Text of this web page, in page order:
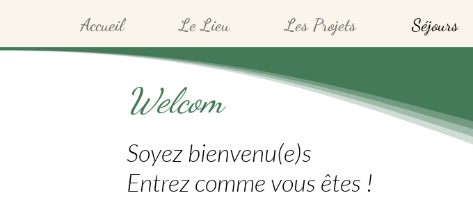
Accueil Le Lieu Les Projets Séjours
Welcom
Soyez bienvenu(e)s
Entrez comme vous êtes !